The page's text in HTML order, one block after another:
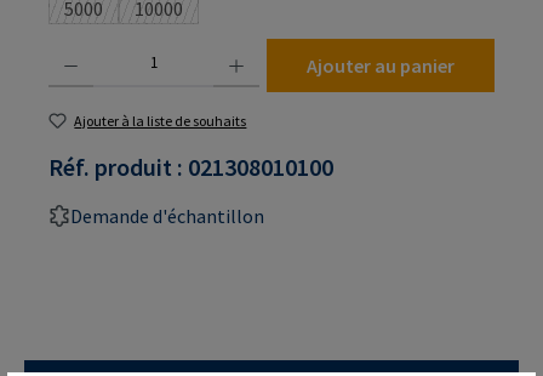
5000(Cette option n'est pas disponible pour le moment.)
10000(Cette option n'est pas disponible pour le moment.)
Ajouter au panier
Ajouter à la liste de souhaits
Réf. produit : 021308010100
Demande d'échantillon